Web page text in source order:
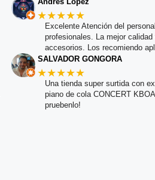
★★★★★
Excelente Atención del
profesionales. La mejor
accesorios. Los recomiendo
SALVADOR GONGORA
★★★★★
Una tienda super surtida con
piano de cola CONCERT
pruebenlo!